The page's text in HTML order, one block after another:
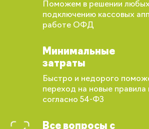
Поможем в решении
подключению кассовых
работе ОФД
Минимальные
затраты
Быстро и недорого
переход на новые правила
согласно 54-ФЗ
Все вопросы с